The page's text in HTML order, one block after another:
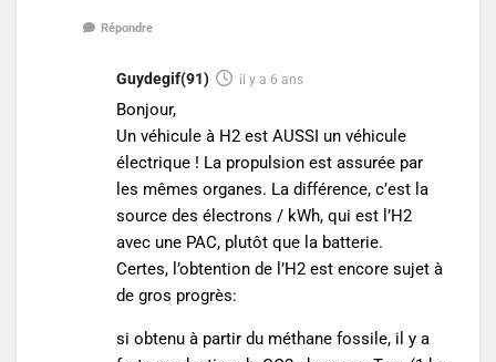
Répondre
Guydegif(91) il y a 6 ans
Bonjour,
Un véhicule à H2 est AUSSI un véhicule
électrique ! La propulsion est assurée par
les mêmes organes. La différence, c’est la
source des électrons / kWh, qui est l’H2
avec une PAC, plutôt que la batterie.
Certes, l’obtention de l’H2 est encore sujet à
de gros progrès:
si obtenu à partir du méthane fossile, il y a